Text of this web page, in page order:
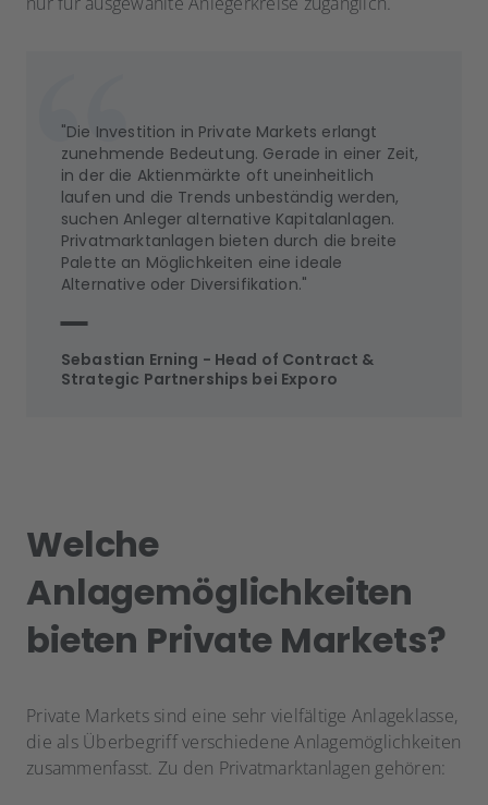
"Die Investition in Private Markets erlangt
zunehmende Bedeutung. Gerade in einer Zeit,
in der die Aktienmärkte oft uneinheitlich
laufen und die Trends unbeständig werden,
suchen Anleger alternative Kapitalanlagen.
Privatmarktanlagen bieten durch die breite
Palette an Möglichkeiten eine ideale
Alternative oder Diversifikation."
Sebastian Erning - Head of Contract &
Strategic Partnerships bei Exporo
Welche
Anlagemöglichkeiten
bieten Private Markets?
Private Markets sind eine sehr vielfältige Anlageklasse,
die als Überbegriff verschiedene Anlagemöglichkeiten
zusammenfasst. Zu den Privatmarktanlagen gehören: